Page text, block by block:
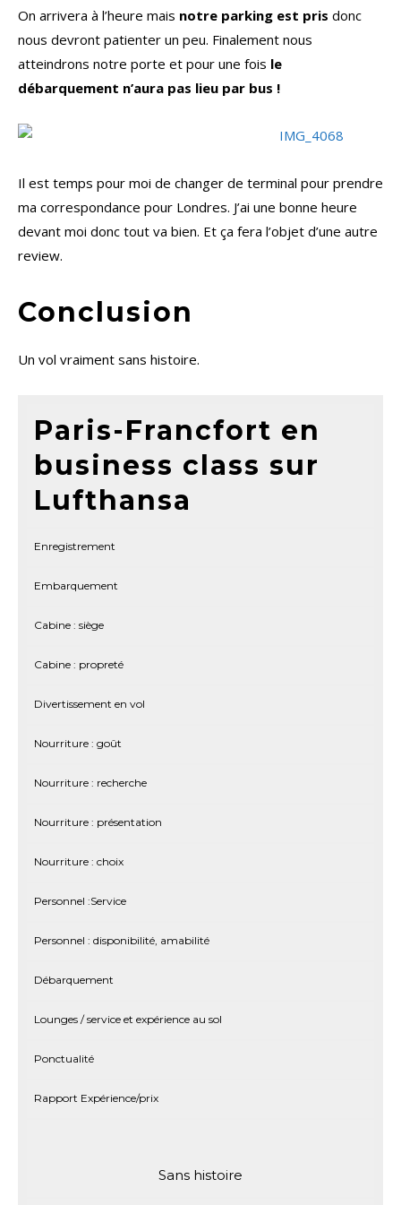
On arrivera à l’heure mais notre parking est pris donc
nous devront patienter un peu. Finalement nous
atteindrons notre porte et pour une fois le
débarquement n’aura pas lieu par bus !
Il est temps pour moi de changer de terminal pour prendre
ma correspondance pour Londres. J’ai une bonne heure
devant moi donc tout va bien. Et ça fera l’objet d’une autre
review.
Conclusion
Un vol vraiment sans histoire.
Paris-Francfort en
business class sur
Lufthansa
Enregistrement
Embarquement
Cabine : siège
Cabine : propreté
Divertissement en vol
Nourriture : goût
Nourriture : recherche
Nourriture : présentation
Nourriture : choix
Personnel :Service
Personnel : disponibilité, amabilité
Débarquement
Lounges / service et expérience au sol
Ponctualité
Rapport Expérience/prix
Sans histoire